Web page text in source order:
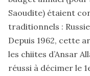
Saoudite) étaient
traditionnels :
Depuis 1962, cette
les chiites d’Ansar
réussi à décimer le